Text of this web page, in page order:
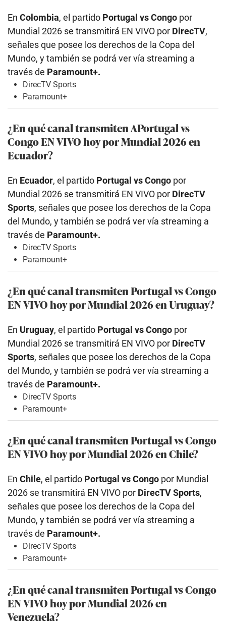
En Colombia, el partido Portugal vs Congo por
Mundial 2026 se transmitirá EN VIVO por DirecTV,
señales que posee los derechos de la Copa del
Mundo, y también se podrá ver vía streaming a
través de Paramount+.
DirecTV Sports
Paramount+
¿En qué canal transmiten APortugal vs
Congo EN VIVO hoy por Mundial 2026 en
Ecuador?
En Ecuador, el partido Portugal vs Congo por
Mundial 2026 se transmitirá EN VIVO por DirecTV
Sports, señales que posee los derechos de la Copa
del Mundo, y también se podrá ver vía streaming a
través de Paramount+.
DirecTV Sports
Paramount+
¿En qué canal transmiten Portugal vs Congo
EN VIVO hoy por Mundial 2026 en Uruguay?
En Uruguay, el partido Portugal vs Congo por
Mundial 2026 se transmitirá EN VIVO por DirecTV
Sports, señales que posee los derechos de la Copa
del Mundo, y también se podrá ver vía streaming a
través de Paramount+.
DirecTV Sports
Paramount+
¿En qué canal transmiten Portugal vs Congo
EN VIVO hoy por Mundial 2026 en Chile?
En Chile, el partido Portugal vs Congo por Mundial
2026 se transmitirá EN VIVO por DirecTV Sports,
señales que posee los derechos de la Copa del
Mundo, y también se podrá ver vía streaming a
través de Paramount+.
DirecTV Sports
Paramount+
¿En qué canal transmiten Portugal vs Congo
EN VIVO hoy por Mundial 2026 en
Venezuela?